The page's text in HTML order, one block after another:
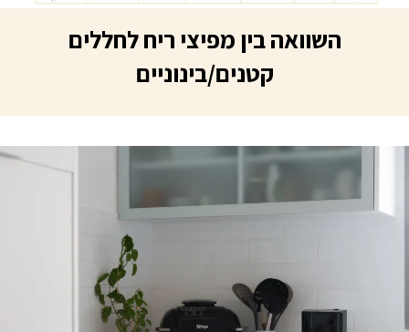
השוואה בין מפיצי ריח לחללים
קטנים/בינוניים